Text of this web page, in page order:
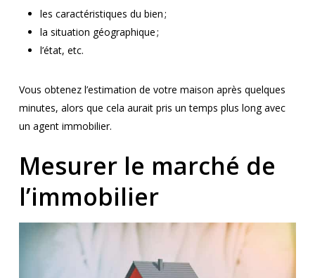
les caractéristiques du bien ;
la situation géographique ;
l’état, etc.
Vous obtenez l’estimation de votre maison après quelques
minutes, alors que cela aurait pris un temps plus long avec
un agent immobilier.
Mesurer le marché de
l’immobilier